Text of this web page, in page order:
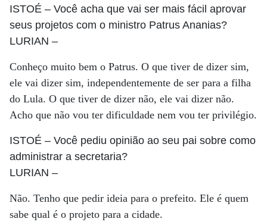
ISTOÉ – Você acha que vai ser mais fácil aprovar
seus projetos com o ministro Patrus Ananias?
LURIAN –
Conheço muito bem o Patrus. O que tiver de dizer sim,
ele vai dizer sim, independentemente de ser para a filha
do Lula. O que tiver de dizer não, ele vai dizer não.
Acho que não vou ter dificuldade nem vou ter privilégio.
ISTOÉ – Você pediu opinião ao seu pai sobre como
administrar a secretaria?
LURIAN –
Não. Tenho que pedir ideia para o prefeito. Ele é quem
sabe qual é o projeto para a cidade.